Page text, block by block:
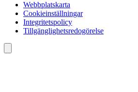
Webbplatskarta
Cookieinställningar
Integritetspolicy
Tillgänglighetsredogörelse